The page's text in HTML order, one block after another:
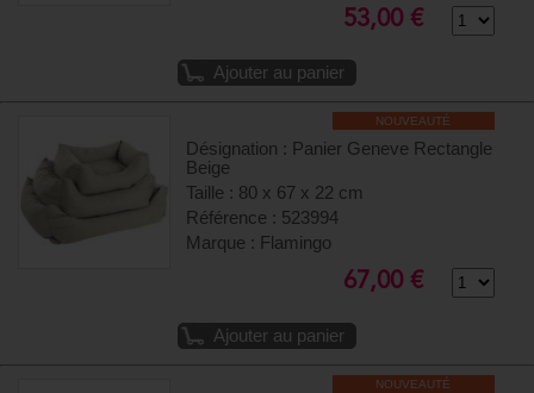
53,00 €
Ajouter au panier
NOUVEAUTÉ
Désignation : Panier Geneve Rectangle
Beige
Taille : 80 x 67 x 22 cm
Référence : 523994
Marque : Flamingo
67,00 €
Ajouter au panier
NOUVEAUTÉ